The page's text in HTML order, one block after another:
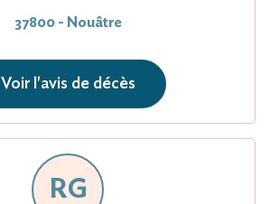
37800 - Nouâtre
Voir l'avis de décès
RG